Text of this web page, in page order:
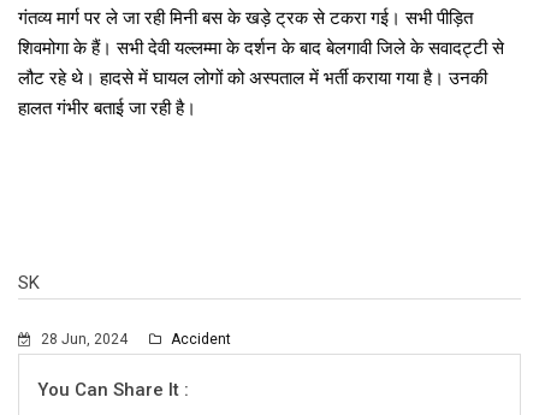
गंतव्य मार्ग पर ले जा रही मिनी बस के खड़े ट्रक से टकरा गई। सभी पीड़ित
शिवमोगा के हैं। सभी देवी यल्लम्मा के दर्शन के बाद बेलगावी जिले के सवादट्टी से
लौट रहे थे। हादसे में घायल लोगों को अस्पताल में भर्ती कराया गया है। उनकी
हालत गंभीर बताई जा रही है।
SK
28 Jun, 2024 Accident
You Can Share It :